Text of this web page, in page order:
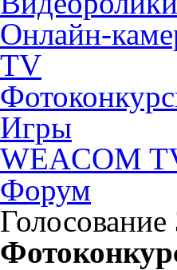
Онлайн-
TV
Игры
WEACOM
Форум